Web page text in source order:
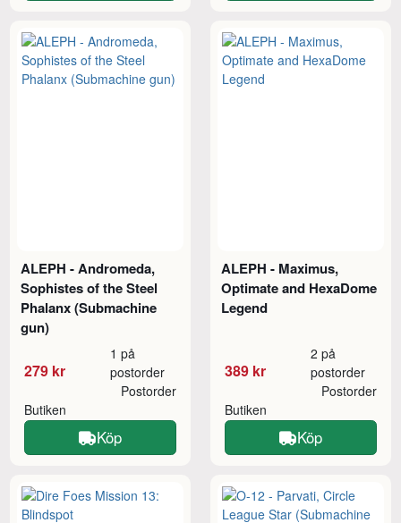
ALEPH - Andromeda,
Sophistes of the Steel
Phalanx (Submachine
gun)
279 kr
1 på
postorder
Butiken
Postorder
Köp
ALEPH - Maximus,
Optimate and HexaDome
Legend
389 kr
2 på
postorder
Butiken
Postorder
Köp